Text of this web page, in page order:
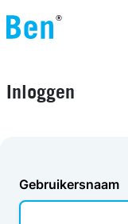
Inloggen
Gebruikersnaam